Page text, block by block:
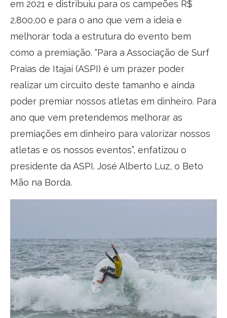
em 2021 e distribuiu para os campeões R$
2.800,00 e para o ano que vem a ideia e
melhorar toda a estrutura do evento bem
como a premiação. “Para a Associação de Surf
Praias de Itajaí (ASPI) é um prazer poder
realizar um circuito deste tamanho e ainda
poder premiar nossos atletas em dinheiro. Para
ano que vem pretendemos melhorar as
premiações em dinheiro para valorizar nossos
atletas e os nossos eventos”, enfatizou o
presidente da ASPI. José Alberto Luz, o Beto
Mão na Borda.